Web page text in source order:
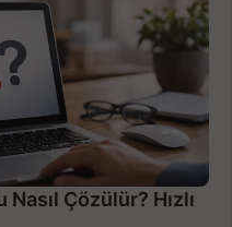
Çözülür? Hızlı